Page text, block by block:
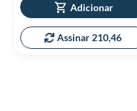
Adicionar
Assinar 210,46